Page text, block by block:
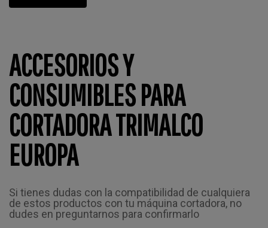
ACCESORIOS Y
CONSUMIBLES PARA
CORTADORA TRIMALCO
EUROPA
Si tienes dudas con la compatibilidad de cualquiera
de estos productos con tu máquina cortadora, no
dudes en preguntarnos para confirmarlo